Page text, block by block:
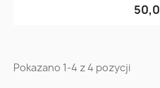
Pokazano 1-4 z 4 pozycji